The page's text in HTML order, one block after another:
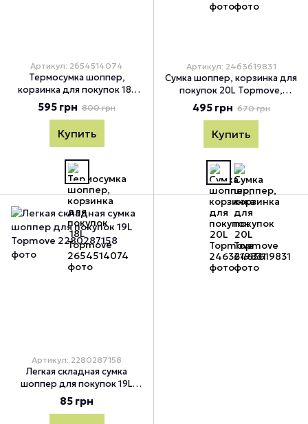
Артикул: 2654514074
Термосумка шоппер,
корзинка для покупок 18L
Topmove, Белый
595 грн 800 грн
Купить
Артикул: 2463619831
Сумка шоппер, корзинка для
покупок 20L Topmove,
Разные цвета
495 грн 670 грн
Купить
Артикул: 2280287158
Легкая складная сумка
шоппер для покупок 19L
Topmove, Красный
85 грн